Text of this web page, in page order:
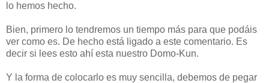
lo hemos hecho.
Bien, primero lo tendremos un tiempo más para que podáis
ver como es. De hecho está ligado a este comentario. Es
decir si lees esto ahí esta nuestro Domo-Kun.
Y la forma de colocarlo es muy sencilla, debemos de pegar